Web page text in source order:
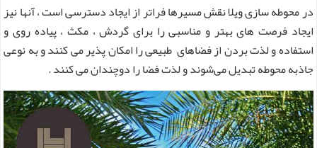
در محوطه سازی ویلا نقش مسیرها فراتر از ایجاد دسترسی است ، آنها نیز
ایجاد فرصت های بهتر و مناسبی را برای گردش ، مکث ، پیاده روی و
استفاده و لذت بردن از فضاهای طبیعی را امکان پذیر می کنند و به نوعی
جاذبه محوطه تبدیل می‌شوند و لذت فضا را دوچندان می کنند .